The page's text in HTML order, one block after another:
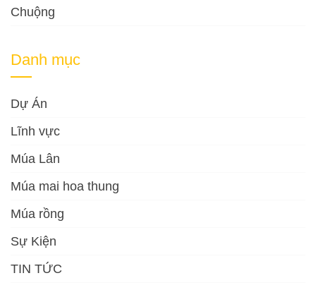
Chuộng
Danh mục
Dự Án
Lĩnh vực
Múa Lân
Múa mai hoa thung
Múa rồng
Sự Kiện
TIN TỨC